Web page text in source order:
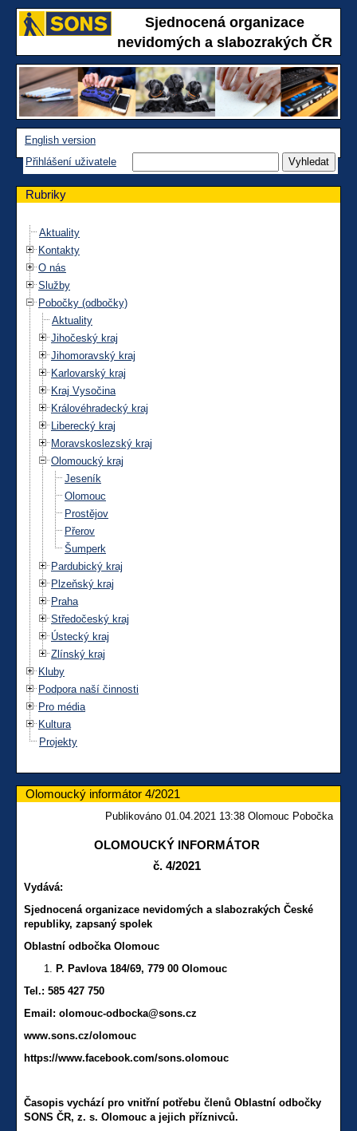
Sjednocená organizace
nevidomých a slabozrakých ČR
English version
Přihlášení uživatele
Rubriky
Aktuality
Kontakty
O nás
Služby
Pobočky (odbočky)
Aktuality
Jihočeský kraj
Jihomoravský kraj
Karlovarský kraj
Kraj Vysočina
Královéhradecký kraj
Liberecký kraj
Moravskoslezský kraj
Olomoucký kraj
Jeseník
Olomouc
Prostějov
Přerov
Šumperk
Pardubický kraj
Plzeňský kraj
Praha
Středočeský kraj
Ústecký kraj
Zlínský kraj
Kluby
Podpora naší činnosti
Pro média
Kultura
Projekty
Olomoucký informátor 4/2021
Publikováno 01.04.2021 13:38 Olomouc Pobočka
OLOMOUCKÝ INFORMÁTOR
č. 4/2021
Vydává:
Sjednocená organizace nevidomých a slabozrakých České
republiky, zapsaný spolek
Oblastní odbočka Olomouc
P. Pavlova 184/69, 779 00 Olomouc
Tel.: 585 427 750
Email: olomouc-odbocka@sons.cz
www.sons.cz/olomouc
https://www.facebook.com/sons.olomouc
Časopis vychází pro vnitřní potřebu členů Oblastní odbočky
SONS ČR, z. s. Olomouc a jejich příznivců.